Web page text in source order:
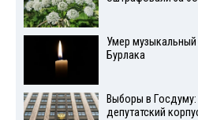
Умер
Бурлака
Выборы в
депутатский